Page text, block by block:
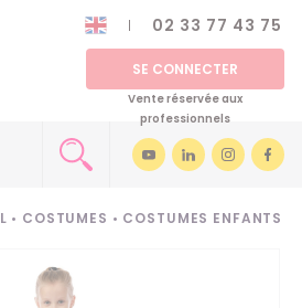
02 33 77 43 75
SE CONNECTER
Vente réservée aux
professionnels
• COSTUMES • COSTUMES ENFANTS